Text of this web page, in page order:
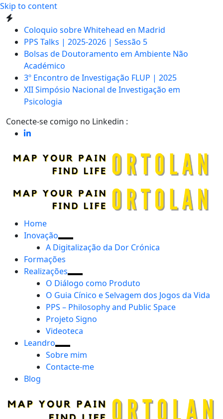
Skip to content
Coloquio sobre Whitehead en Madrid
PPS Talks | 2025-2026 | Sessão 5
Bolsas de Doutoramento em Ambiente Não
Académico
3º Encontro de Investigação FLUP | 2025
XII Simpósio Nacional de Investigação em
Psicologia
Conecte-se comigo no Linkedin :
Home
Inovação
A Digitalização da Dor Crónica
Formações
Realizações
O Diálogo como Produto
O Guia Cínico e Selvagem dos Jogos da Vida
PPS – Philosophy and Public Space
Projeto Signo
Videoteca
Leandro
Sobre mim
Contacte-me
Blog